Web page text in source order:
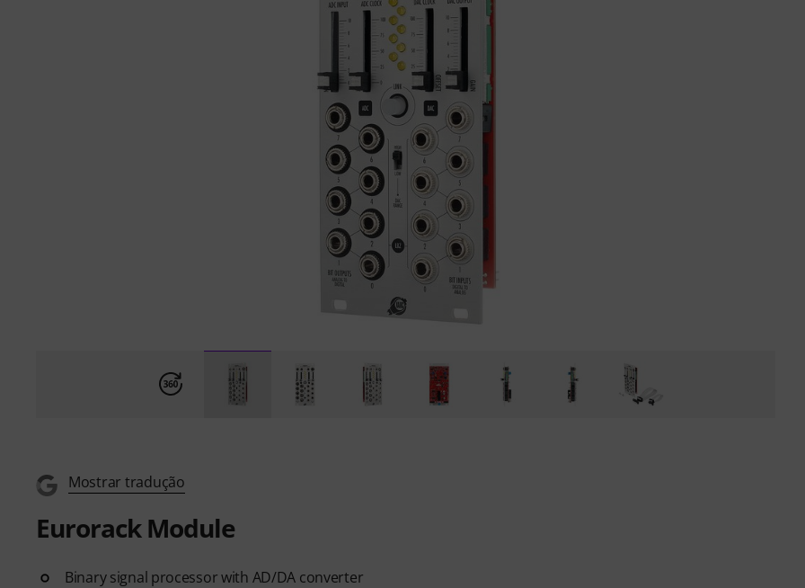
Mostrar tradução
Eurorack Module
Binary signal processor with AD/DA converter